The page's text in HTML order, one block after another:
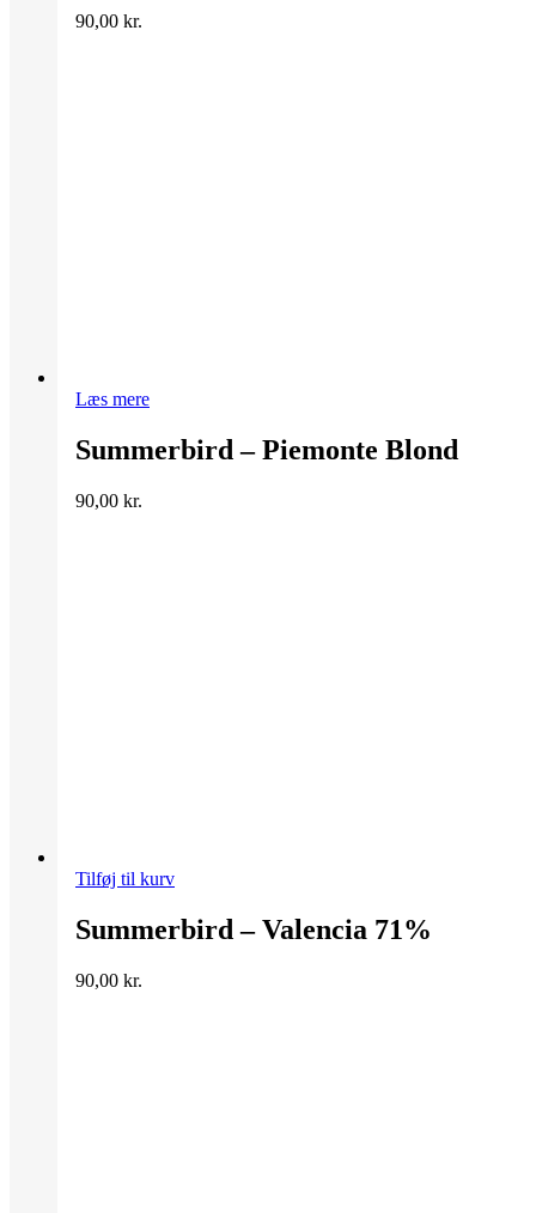
90,00 kr.
Læs mere
Summerbird – Piemonte Blond
90,00 kr.
Tilføj til kurv
Summerbird – Valencia 71%
90,00 kr.